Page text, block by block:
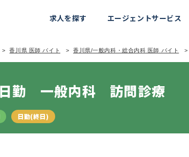
求人を探す エージェントサービス
香川県 医師 バイト 香川県/一般内科・総合内科 医師 バイト
勤 一般内科 訪問診療
日勤(終日)